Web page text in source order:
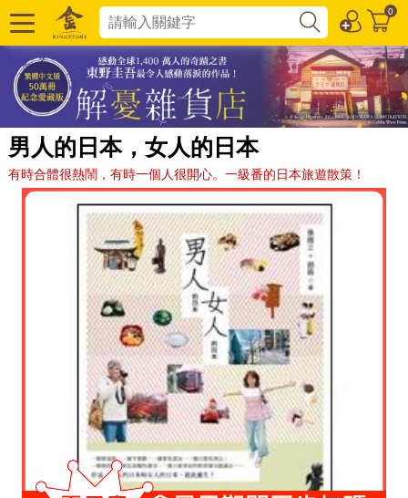
0
男人的日本，女人的日本
有時合體很熱鬧，有時一個人很開心。一級番的日本旅遊散策！